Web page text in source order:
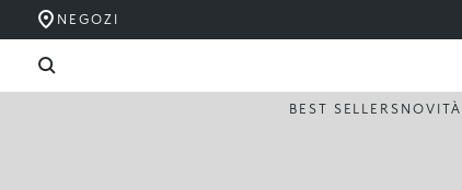
NEGOZI
BEST SELLERS NOVITÀ